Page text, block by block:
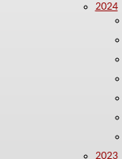
2024
2023